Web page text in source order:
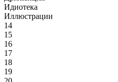
Идиотека
Иллюстрации
14
15
16
17
18
19